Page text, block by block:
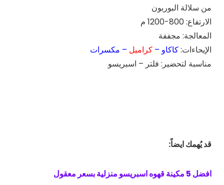
من سلالة البوربون
الارتفاع: 800-1200 م
المعالجة: مجففة
الإيحاءات:كاكاو – كراميل – مكسرات
مناسبة لتحضير: فلتر – اسبريسو
قد يُهمك ايضاً:
افضل 5 مكينة قهوه اسبريسو منزلية بسعر معقول